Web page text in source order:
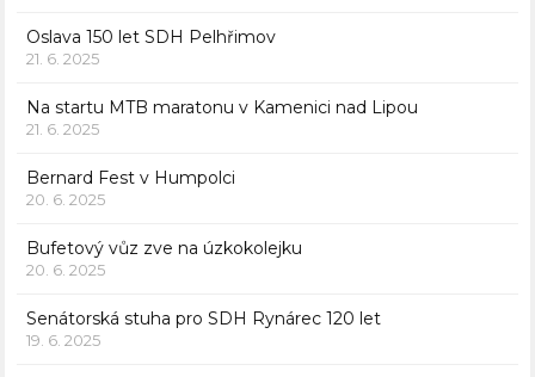
Oslava 150 let SDH Pelhřimov
21. 6. 2025
Na startu MTB maratonu v Kamenici nad Lipou
21. 6. 2025
Bernard Fest v Humpolci
20. 6. 2025
Bufetový vůz zve na úzkokolejku
20. 6. 2025
Senátorská stuha pro SDH Rynárec 120 let
19. 6. 2025